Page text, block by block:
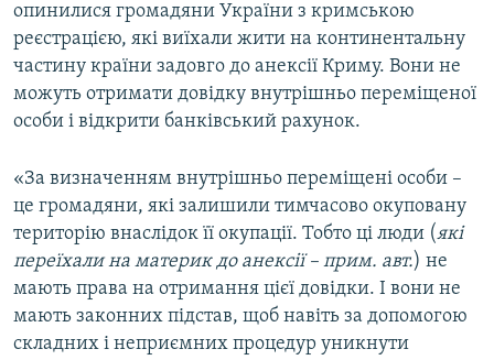
опинилися громадяни України з кримською
реєстрацією, які виїхали жити на континентальну
частину країни задовго до анексії Криму. Вони не
можуть отримати довідку внутрішньо переміщеної
особи і відкрити банківський рахунок.
«За визначенням внутрішньо переміщені особи –
це громадяни, які залишили тимчасово окуповану
територію внаслідок її окупації. Тобто ці люди (які
переїхали на материк до анексії – прим. авт.) не
мають права на отримання цієї довідки. І вони не
мають законних підстав, щоб навіть за допомогою
складних і неприємних процедур уникнути